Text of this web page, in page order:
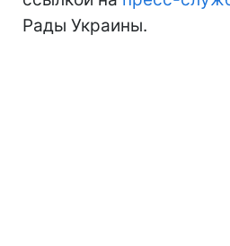
Рады Украины.